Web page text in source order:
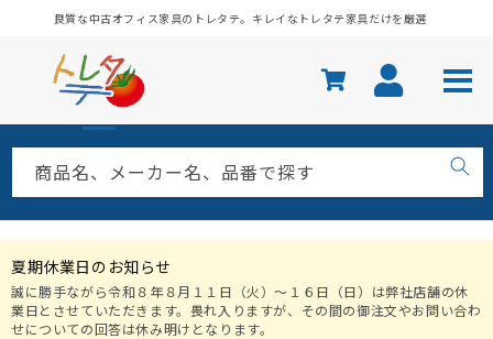
ンツに
良質な中古オフィス家具のトレタテ。キレイなトレタテ家具だけを厳選
商品名、メーカー名、品番で探す
夏期休業日のお知らせ
誠に勝手ながら令和８年８月１１日（火）〜１６日（日）は弊社店舗の休
業日とさせていただきます。畏れ入りますが、その間の御注文やお問い合わ
せについての回答は休み明けとなります。